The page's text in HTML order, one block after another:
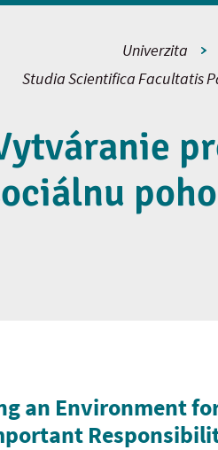
Univerzita
Studia Scientifica Facultatis
an Environment